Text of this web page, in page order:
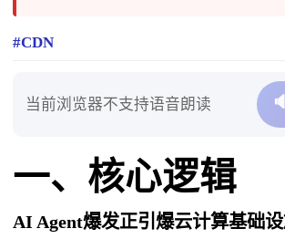
#CDN
当前浏览器不支持语音朗读
一、核心逻辑
AI Agent爆发正引爆云计算基础